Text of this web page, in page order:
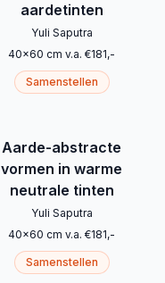
aardetinten
Yuli Saputra
40x60 cm v.a. €181,-
Samenstellen
Aarde-abstracte
vormen in warme
neutrale tinten
Yuli Saputra
40x60 cm v.a. €181,-
Samenstellen